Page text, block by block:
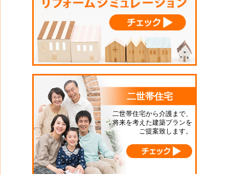
二世帯住宅
二世帯住宅から介護まで、
将来を考えた建築プランを
ご提案致します。